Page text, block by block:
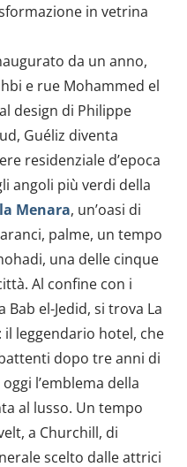
in vetrina
da un anno,
e rue Mohammed el
design di Philippe
Guéliz diventa
residenziale d’epoca
angoli più verdi della
Menara, un’oasi di
palme, un tempo
una delle cinque
Al confine con i
el-Jedid, si trova La
leggendario hotel, che
dopo tre anni di
l’emblema della
al lusso. Un tempo
a Churchill, di
scelto dalle attrici